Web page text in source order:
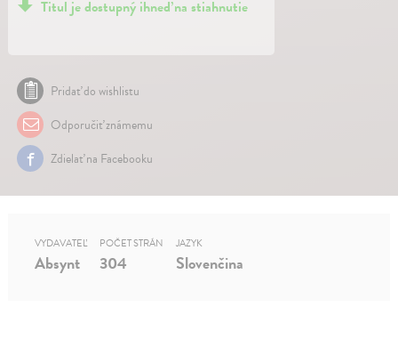
Titul je dostupný ihneď na stiahnutie
Pridať do wishlistu
Odporučiť známemu
Zdielať na Facebooku
VYDAVATEĽ
Absynt
POČET STRÁN
304
JAZYK
Slovenčina